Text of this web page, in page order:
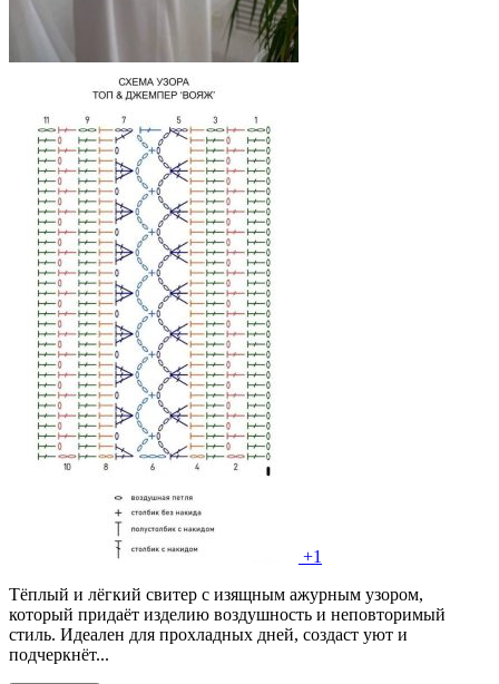
+1
Тёплый и лёгкий свитер с изящным ажурным узором,
который придаёт изделию воздушность и неповторимый
стиль. Идеален для прохладных дней, создаст уют и
подчеркнёт...